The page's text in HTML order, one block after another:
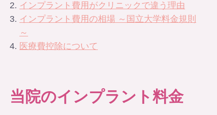
インプラント費用がクリニックで違う理由
インプラント費用の相場 ～国立大学料金規則
～
医療費控除について
当院のインプラント料金